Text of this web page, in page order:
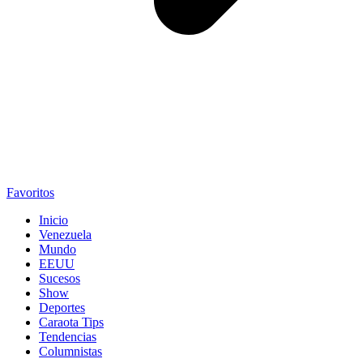
Favoritos
Inicio
Venezuela
Mundo
EEUU
Sucesos
Show
Deportes
Caraota Tips
Tendencias
Columnistas